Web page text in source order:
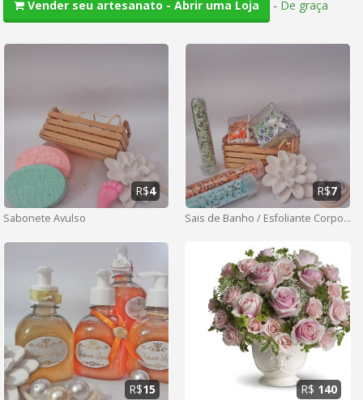
Vender seu artesanato - Abrir uma Loja - De graça
Sabonete Avulso
R$4
Sais de Banho / Esfoliante Corporal
R$7
R$15 R$ 140